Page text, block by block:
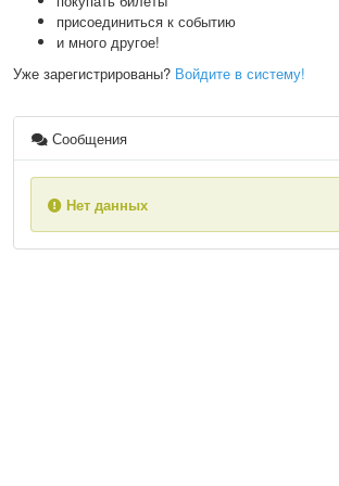
присоединиться к событию
и много другое!
Уже зарегистрированы? Войдите в систему!
Сообщения
Нет данных